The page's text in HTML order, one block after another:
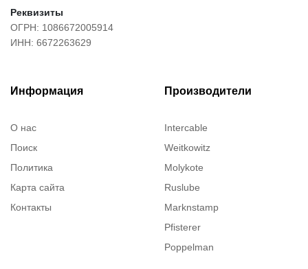
Реквизиты
ОГРН: 1086672005914
ИНН: 6672263629
Информация
О нас
Поиск
Политика
Карта сайта
Контакты
Производители
Intercable
Weitkowitz
Molykote
Ruslube
Marknstamp
Pfisterer
Poppelman